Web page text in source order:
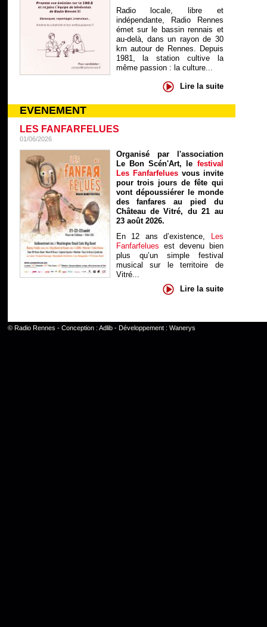
Radio locale, libre et
indépendante, Radio Rennes
émet sur le bassin rennais et
au-delà, dans un rayon de 30
km autour de Rennes. Depuis
1981, la station cultive la
même passion : la culture...
Lire la suite
EVENEMENT
LES FANFARFELUES
01/06/2026
Organisé par l'association
Le Bon Scén'Art, le festival
Les Fanfarfelues vous invite
pour trois jours de fête qui
vont dépoussiérer le monde
des fanfares au pied du
Château de Vitré, du 21 au
23 août 2026.
En 12 ans d’existence, Les
Fanfarfelues est devenu bien
plus qu’un simple festival
musical sur le territoire de
Vitré...
Lire la suite
© Radio Rennes - Conception : Adlib- Développement : Wanerys